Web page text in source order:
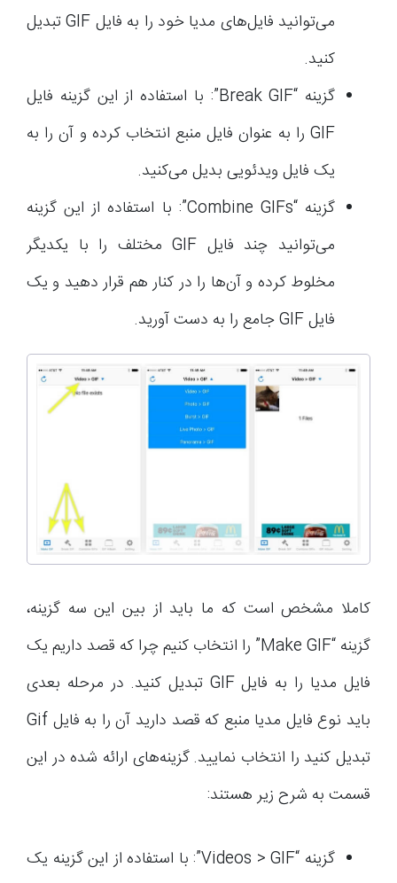
می‌توانید فایل‌های مدیا خود را به فایل GIF تبدیل
کنید.
گزینه “Break GIF”: با استفاده از این گزینه فایل
GIF را به عنوان فایل منبع انتخاب کرده و آن را به
یک فایل ویدئویی بدیل می‌کنید.
گزینه “Combine GIFs”: با استفاده از این گزینه
می‌توانید چند فایل GIF مختلف را با یکدیگر
مخلوط کرده و آن‌ها را در کنار هم قرار دهید و یک
فایل GIF جامع را به دست آورید.
کاملا مشخص است که ما باید از بین این سه گزینه،
گزینه “Make GIF” را انتخاب کنیم چرا که قصد داریم یک
فایل مدیا را به فایل GIF تبدیل کنید. در مرحله بعدی
باید نوع فایل مدیا منبع که قصد دارید آن را به فایل Gif
تبدیل کنید را انتخاب نمایید. گزینه‌های ارائه شده در این
قسمت به شرح زیر هستند:
گزینه “Videos > GIF”: با استفاده از این گزینه یک